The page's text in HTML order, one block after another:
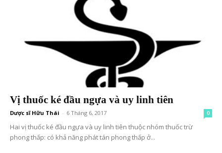
Vị thuốc ké đầu ngựa và uy linh tiên
Dược sĩ Hữu Thái - 6 Tháng 6, 2017 0
Hai vị thuốc ké đầu ngựa và uy linh tiên thuộc nhóm thuốc trừ
phong thấp: có khả năng phát tán phong thấp ở...